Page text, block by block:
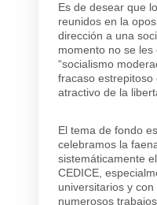
Es de desear que
reunidos en la
dirección a una
momento no se
“socialismo
fracaso
atractivo de la
El tema de fondo
celebramos la
sistemáticamente
CEDICE,
universitarios y
numerosos